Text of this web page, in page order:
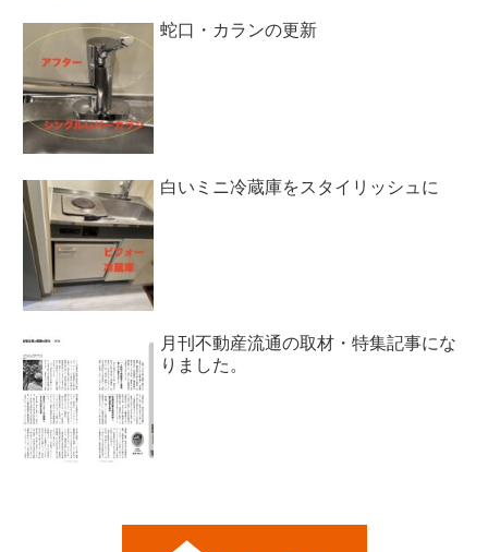
蛇口・カランの更新
白いミニ冷蔵庫をスタイリッシュに
月刊不動産流通の取材・特集記事にな
りました。